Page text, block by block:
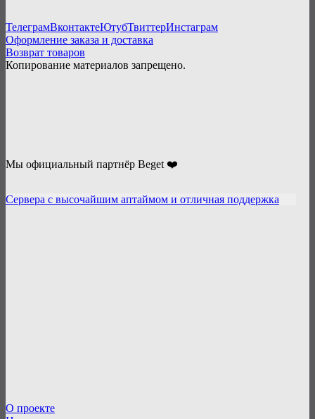
ТелеграмВконтактеЮтубТвиттерИнстаграм
Оформление заказа и доставка
Возврат товаров
Копирование материалов запрещено.
Мы официальный партнёр Beget ❤️
Сервера с высочайшим аптаймом и отличная поддержка
О проекте